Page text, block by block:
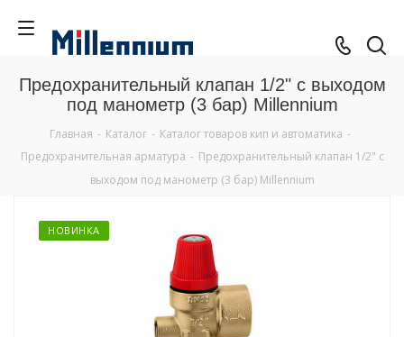
Предохранительный клапан 1/2" с выходом
под манометр (3 бар) Millennium
Главная - Каталог - Каталог товаров кип и автоматика -
Предохранительная арматура - Предохранительный клапан 1/2" с
выходом под манометр (3 бар) Millennium
НОВИНКА